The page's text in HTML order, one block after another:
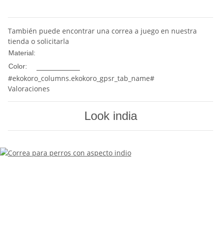
También puede encontrar una correa a juego en nuestra
tienda o solicitarla
Material:
Color:
#ekokoro_columns.ekokoro_gpsr_tab_name#
Valoraciones
Look india